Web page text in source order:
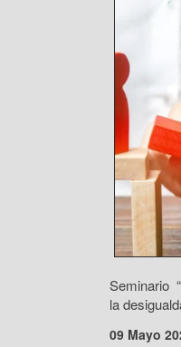
Seminario
la
09 Mayo